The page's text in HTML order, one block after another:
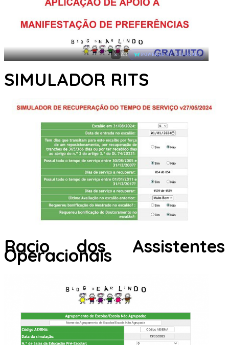
× AD POWERED BY WEFORADS
SIMULADOR RITS
Racio dos Assistentes
Operacionais